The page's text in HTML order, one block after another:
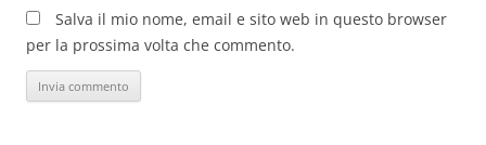
Salva il mio nome, email e sito web in questo browser
per la prossima volta che commento.